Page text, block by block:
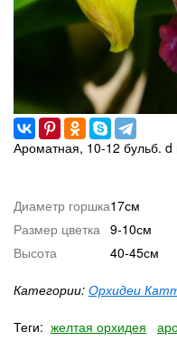
Ароматная, 10-12 бульб. d
Диаметр горшка17см
Размер цветка 9-10см
Высота
40-45см
Категории: Орхидеи
Теги: желтая орхидея